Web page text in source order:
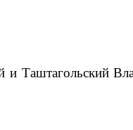
и Таштагольский